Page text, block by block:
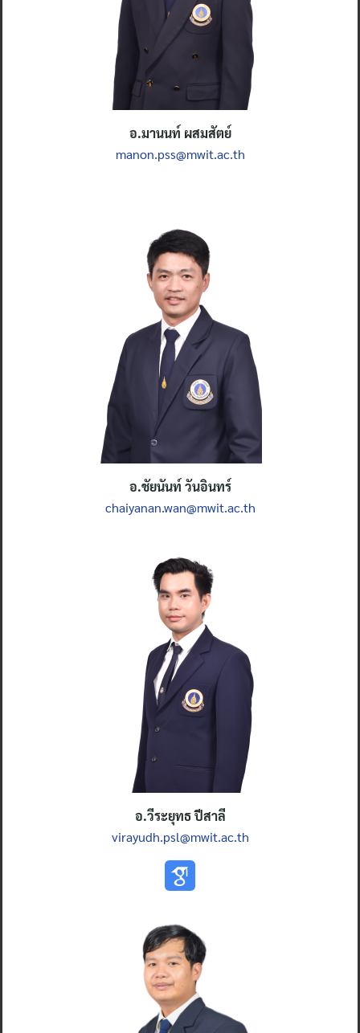
อ.มานนท์ ผสมสัตย์
manon.pss@mwit.ac.th
อ.ชัยนันท์ วันอินทร์
chaiyanan.wan@mwit.ac.th
อ.วีระยุทธ ปีสาลี
virayudh.psl@mwit.ac.th